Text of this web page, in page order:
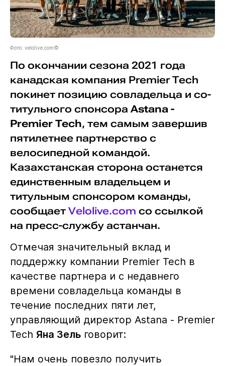
Фото: velolive.com©
По окончании сезона 2021 года
канадская компания Premier Tech
покинет позицию совладельца и со-
титульного спонсора Astana -
Premier Tech, тем самым завершив
пятилетнее партнерство с
велосипедной командой.
Казахстанская сторона останется
единственным владельцем и
титульным спонсором команды,
сообщает Velolive.com со ссылкой
на пресс-службу астанчан.
Отмечая значительный вклад и
поддержку компании Premier Tech в
качестве партнера и с недавнего
времени совладельца команды в
течение последних пяти лет,
управляющий директор Astana - Premier
Tech Яна Зельговорит:
"Нам очень повезло получить